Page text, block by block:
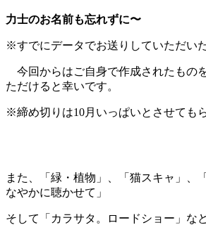
力士のお名前も忘れずに〜
※すでにデータでお送りしていただい
今回からはご自身で作成されたもの
ただけると幸いです。
※締め切りは10月いっぱいとさせても
また、「緑・植物」、「猫スキャ」、
なやかに聴かせて」
そして「カラサタ。ロードショー」な